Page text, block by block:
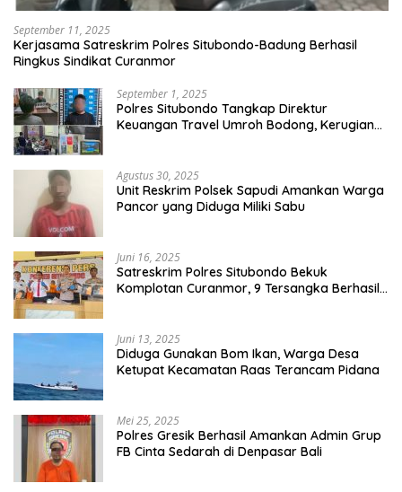
September 11, 2025
Kerjasama Satreskrim Polres Situbondo-Badung Berhasil
Ringkus Sindikat Curanmor
September 1, 2025
Polres Situbondo Tangkap Direktur
Keuangan Travel Umroh Bodong, Kerugian
Agustus 30, 2025
Unit Reskrim Polsek Sapudi Amankan Warga
Pancor yang Diduga Miliki Sabu
Juni 16, 2025
Satreskrim Polres Situbondo Bekuk
Komplotan Curanmor, 9 Tersangka Berhasil
Juni 13, 2025
Diduga Gunakan Bom Ikan, Warga Desa
Ketupat Kecamatan Raas Terancam Pidana
Mei 25, 2025
Polres Gresik Berhasil Amankan Admin Grup
FB Cinta Sedarah di Denpasar Bali